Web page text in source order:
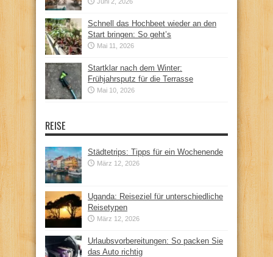
Schnell das Hochbeet wieder an den
Start bringen: So geht’s
Mai 11, 2026
Startklar nach dem Winter:
Frühjahrsputz für die Terrasse
Mai 10, 2026
REISE
Städtetrips: Tipps für ein Wochenende
März 12, 2026
Uganda: Reiseziel für unterschiedliche
Reisetypen
März 12, 2026
Urlaubsvorbereitungen: So packen Sie
das Auto richtig